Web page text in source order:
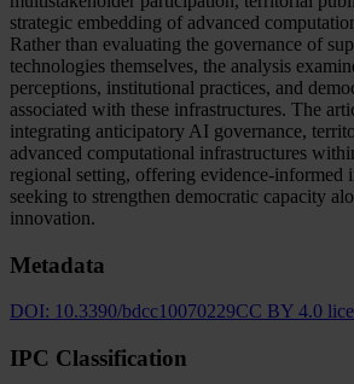
strategic embedding of advanced
Rather than evaluating the governance of
technologies themselves, the analysis
perceptions, institutional practices, and
associated with these infrastructures. The
integrating anticipatory AI governance,
advanced computational infrastructures
regional setting, offering evidence-informed
seeking to strengthen democratic capacity
innovation.
Metadata
DOI: 10.3390/bdcc10070229CC BY 4.0
IPC Classification